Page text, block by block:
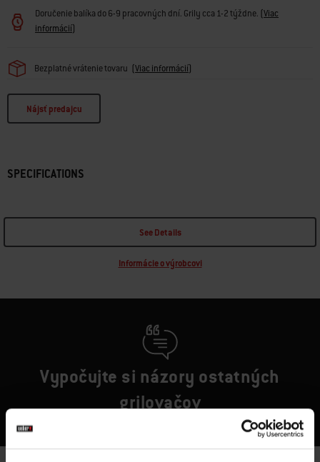
Doručenie balíka do 6-9 pracovných dní. Grily cca 1-2 týždne. (Viac
informácií)
Bezplatné vrátenie tovaru (Viac informácií)
Nájsť predajcu
SPECIFICATIONS
See Details
Informácie o výrobcovi
Vypočujte si názory ostatných
grilovačov